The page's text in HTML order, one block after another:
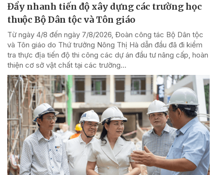
Đẩy nhanh tiến độ xây dựng các trường học
thuộc Bộ Dân tộc và Tôn giáo
Từ ngày 4/8 đến ngày 7/8/2026, Đoàn công tác Bộ Dân tộc
và Tôn giáo do Thứ trưởng Nông Thị Hà dẫn đầu đã đi kiểm
tra thực địa tiến độ thi công các dự án đầu tư nâng cấp, hoàn
thiện cơ sở vật chất tại các trường...